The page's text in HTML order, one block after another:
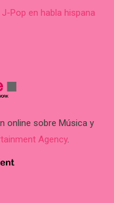
Pop en habla hispana
online sobre Música y
Agency.